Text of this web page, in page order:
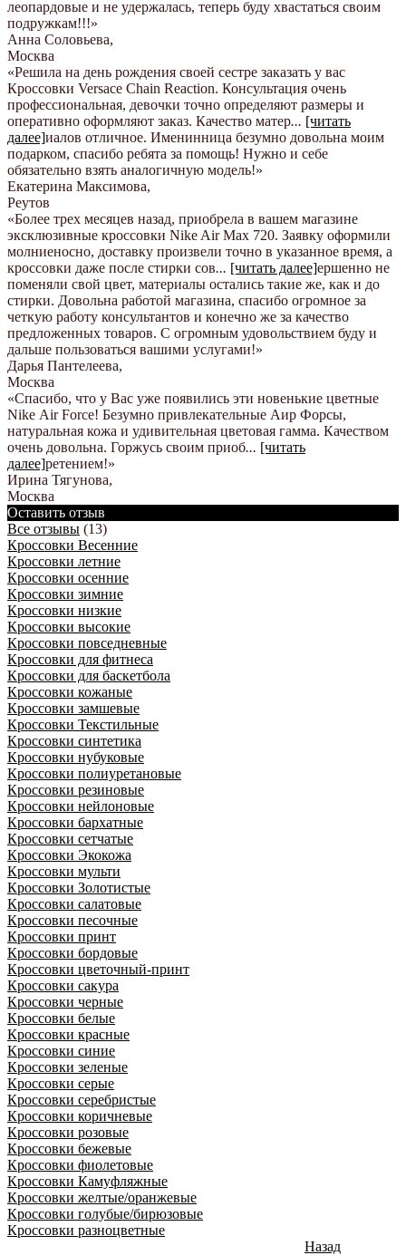
леопардовые и не удержалась, теперь буду хвастаться своим
подружкам!!!»
Анна Соловьева,
Москва
«Решила на день рождения своей сестре заказать у вас
Кроссовки Versace Chain Reaction. Консультация очень
профессиональная, девочки точно определяют размеры и
оперативно оформляют заказ. Качество матер... [читать
далее]иалов отличное. Именинница безумно довольна моим
подарком, спасибо ребята за помощь! Нужно и себе
обязательно взять аналогичную модель!»
Екатерина Максимова,
Реутов
«Более трех месяцев назад, приобрела в вашем магазине
эксклюзивные кроссовки Nike Air Max 720. Заявку оформили
молниеносно, доставку произвели точно в указанное время, а
кроссовки даже после стирки сов... [читать далее]ершенно не
поменяли свой цвет, материалы остались такие же, как и до
стирки. Довольна работой магазина, спасибо огромное за
четкую работу консультантов и конечно же за качество
предложенных товаров. С огромным удовольствием буду и
дальше пользоваться вашими услугами!»
Дарья Пантелеева,
Москва
«Спасибо, что у Вас уже появились эти новенькие цветные
Nike Аir Force! Безумно привлекательные Аир Форсы,
натуральная кожа и удивительная цветовая гамма. Качеством
очень довольна. Горжусь своим приоб... [читать
далее]ретением!»
Ирина Тягунова,
Москва
Оставить отзыв
Все отзывы (13)
Кроссовки Весенние
Кроссовки летние
Кроссовки осенние
Кроссовки зимние
Кроссовки низкие
Кроссовки высокие
Кроссовки повседневные
Кроссовки для фитнеса
Кроссовки для баскетбола
Кроссовки кожаные
Кроссовки замшевые
Кроссовки Текстильные
Кроссовки синтетика
Кроссовки нубуковые
Кроссовки полиуретановые
Кроссовки резиновые
Кроссовки нейлоновые
Кроссовки бархатные
Кроссовки сетчатые
Кроссовки Экокожа
Кроссовки мульти
Кроссовки Золотистые
Кроссовки салатовые
Кроссовки песочные
Кроссовки принт
Кроссовки бордовые
Кроссовки цветочный-принт
Кроссовки сакура
Кроссовки черные
Кроссовки белые
Кроссовки красные
Кроссовки синие
Кроссовки зеленые
Кроссовки серые
Кроссовки серебристые
Кроссовки коричневые
Кроссовки розовые
Кроссовки бежевые
Кроссовки фиолетовые
Кроссовки Камуфляжные
Кроссовки желтые/оранжевые
Кроссовки голубые/бирюзовые
Кроссовки разноцветные
Назад